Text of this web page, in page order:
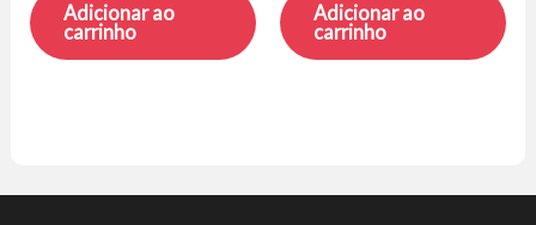
Adicionar ao
carrinho
Adicionar ao
carrinho